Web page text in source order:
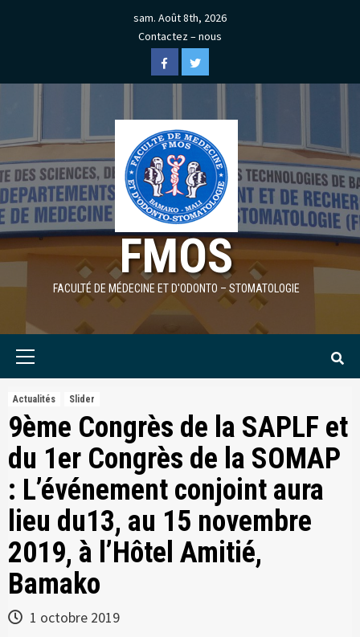
sam. Août 8th, 2026
Contactez – nous
FacebookTwitter
FMOS
FACULTÉ DE MÉDECINE ET D'ODONTO – STOMATOLOGIE
Actualités Slider
9ème Congrès de la SAPLF et
du 1er Congrès de la SOMAP
: L’événement conjoint aura
lieu du13, au 15 novembre
2019, à l’Hôtel Amitié,
Bamako
1 octobre 2019